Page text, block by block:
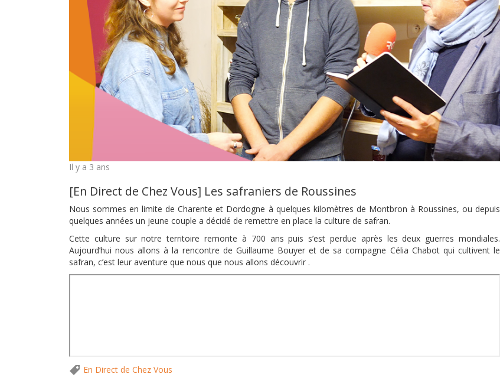
Il y a 3 ans
[En Direct de Chez Vous] Les safraniers de Roussines
Nous sommes en limite de Charente et Dordogne à quelques kilomètres de Montbron à Roussines, ou depuis
quelques années un jeune couple a décidé de remettre en place la culture de safran.
Cette culture sur notre territoire remonte à 700 ans puis s’est perdue après les deux guerres mondiales.
Aujourd’hui nous allons à la rencontre de Guillaume Bouyer et de sa compagne Célia Chabot qui cultivent le
safran, c’est leur aventure que nous que nous allons découvrir .
En Direct de Chez Vous